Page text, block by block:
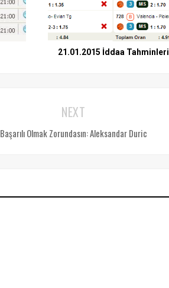
21.01.2015 İddaa Tahminleri
NEXT
Başarılı Olmak Zorundasın: Aleksandar Duric